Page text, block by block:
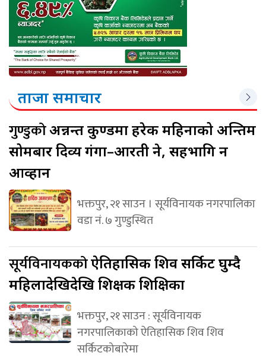
ताजा समाचार
गुण्डुकोअन्नन्त कुण्डमा हरेक महिनाको अन्तिम
सोमबार दिव्य गंगा–आरती हुने, सहभागि हुन
आव्हान
भक्तपुर, २१ साउन । सूर्यविनायक नगरपालिका
वडा नं. ७ गुण्डुस्थित
सूर्यविनायककोऐतिहासिक शिव सर्किट घुम्दै
महिलादेखिदेखि शिक्षक शिक्षिका
भक्तपुर, २१ साउन : सूर्यविनायक
नगरपालिकाको ऐतिहासिक शिव शिव
सर्किटकोबारेमा